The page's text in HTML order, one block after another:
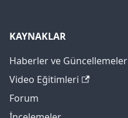
KAYNAKLAR
Haberler ve Güncellemeler
Video Eğitimleri
Forum